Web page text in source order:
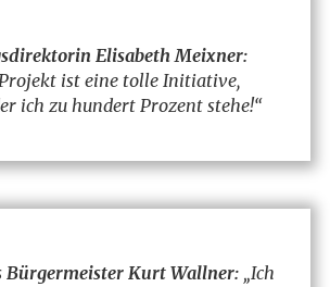
Elisabeth Meixner:
Projekt ist eine tolle Initiative,
ich zu hundert Prozent stehe!“
Bürgermeister Kurt Wallner: „Ich